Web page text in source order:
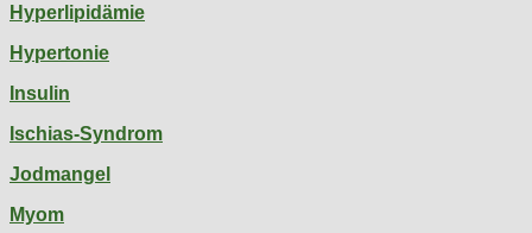
Hyperlipidämie
Hypertonie
Insulin
Ischias-Syndrom
Jodmangel
Myom